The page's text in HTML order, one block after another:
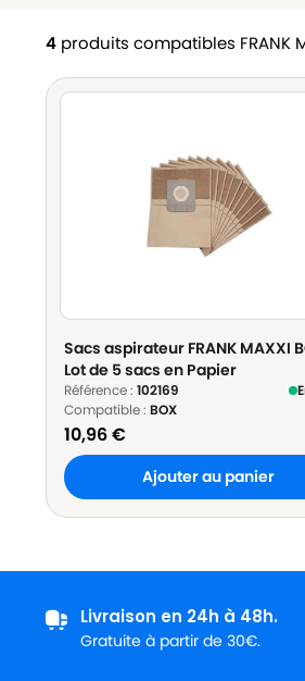
4produits compatibles FRANK
Sacs aspirateur FRANK MAXXI
Lot de 5 sacs en Papier
Référence : 102169
Compatible : BOX
10,96€
Ajouter au panier
Livraison en 24h à 48h.
Gratuite à partir de 30€.